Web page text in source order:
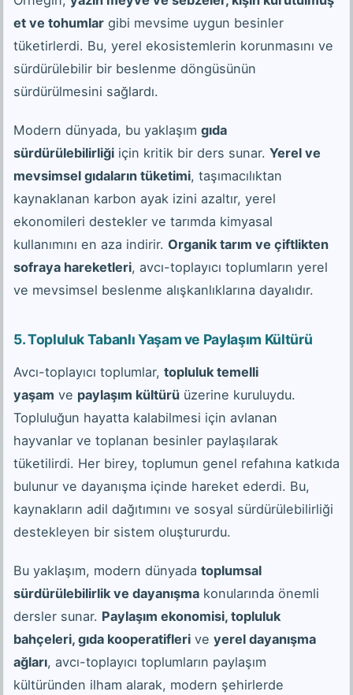
et ve tohumlar gibi mevsime uygun besinler
tüketirlerdi. Bu, yerel ekosistemlerin korunmasını ve
sürdürülebilir bir beslenme döngüsünün
sürdürülmesini sağlardı.
Modern dünyada, bu yaklaşım gıda
sürdürülebilirliği için kritik bir ders sunar. Yerel ve
mevsimsel gıdaların tüketimi, taşımacılıktan
kaynaklanan karbon ayak izini azaltır, yerel
ekonomileri destekler ve tarımda kimyasal
kullanımını en aza indirir. Organik tarım ve çiftlikten
sofraya hareketleri, avcı-toplayıcı toplumların yerel
ve mevsimsel beslenme alışkanlıklarına dayalıdır.
5. Topluluk Tabanlı Yaşam ve Paylaşım Kültürü
Avcı-toplayıcı toplumlar, topluluk temelli
yaşam ve paylaşım kültürü üzerine kuruluydu.
Topluluğun hayatta kalabilmesi için avlanan
hayvanlar ve toplanan besinler paylaşılarak
tüketilirdi. Her birey, toplumun genel refahına katkıda
bulunur ve dayanışma içinde hareket ederdi. Bu,
kaynakların adil dağıtımını ve sosyal sürdürülebilirliği
destekleyen bir sistem oluştururdu.
Bu yaklaşım, modern dünyada toplumsal
sürdürülebilirlik ve dayanışma konularında önemli
dersler sunar. Paylaşım ekonomisi, topluluk
bahçeleri, gıda kooperatifleri ve yerel dayanışma
ağları, avcı-toplayıcı toplumların paylaşım
kültüründen ilham alarak, modern şehirlerde